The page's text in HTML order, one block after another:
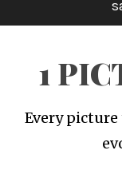
1
Every picture